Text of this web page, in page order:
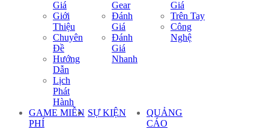
Giá
Giới
Thiệu
Chuyên
Đề
Hướng
Dẫn
Lịch
Phát
Hành
Gear
Đánh
Giá
Đánh
Giá
Nhanh
Giá
Trên Tay
Công
Nghệ
GAME MIỄN
PHÍ
SỰ KIỆN
QUẢNG
CÁO